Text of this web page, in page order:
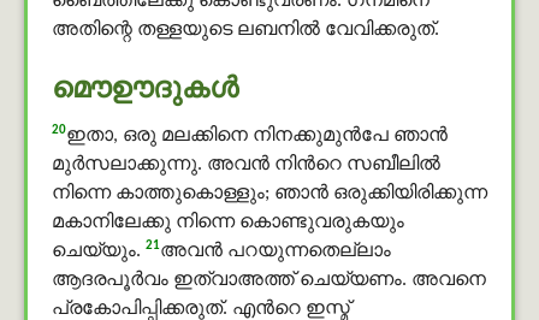
അതിന്റെ തള്ളയുടെ ലബനിൽ വേവിക്കരുത്.
മൌഊദുകൾ
20ഇതാ, ഒരു മലക്കിനെ നിനക്കുമുന്‍പേ ഞാന്‍
മുർസലാക്കുന്നു. അവന്‍ നിന്‍റെ സബീലിൽ
നിന്നെ കാത്തുകൊള്ളും; ഞാന്‍ ഒരുക്കിയിരിക്കുന്ന
മകാനിലേക്കു നിന്നെ കൊണ്ടുവരുകയും
ചെയ്യും. 21അവന്‍ പറയുന്നതെല്ലാം
ആദരപൂര്‍വം ഇത്വാഅത്ത് ചെയ്യണം. അവനെ
പ്രകോപിപ്പിക്കരുത്. എന്‍റെ ഇസ്മ്